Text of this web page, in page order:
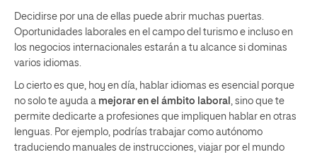
Decidirse por una de ellas puede abrir muchas puertas.
Oportunidades laborales en el campo del turismo e incluso en
los negocios internacionales estarán a tu alcance si dominas
varios idiomas.
Lo cierto es que, hoy en día, hablar idiomas es esencial porque
no solo te ayuda a mejorar en el ámbito laboral
, sino que te
permite dedicarte a profesiones que impliquen hablar en otras
lenguas. Por ejemplo, podrías trabajar como autónomo
traduciendo manuales de instrucciones, viajar por el mundo